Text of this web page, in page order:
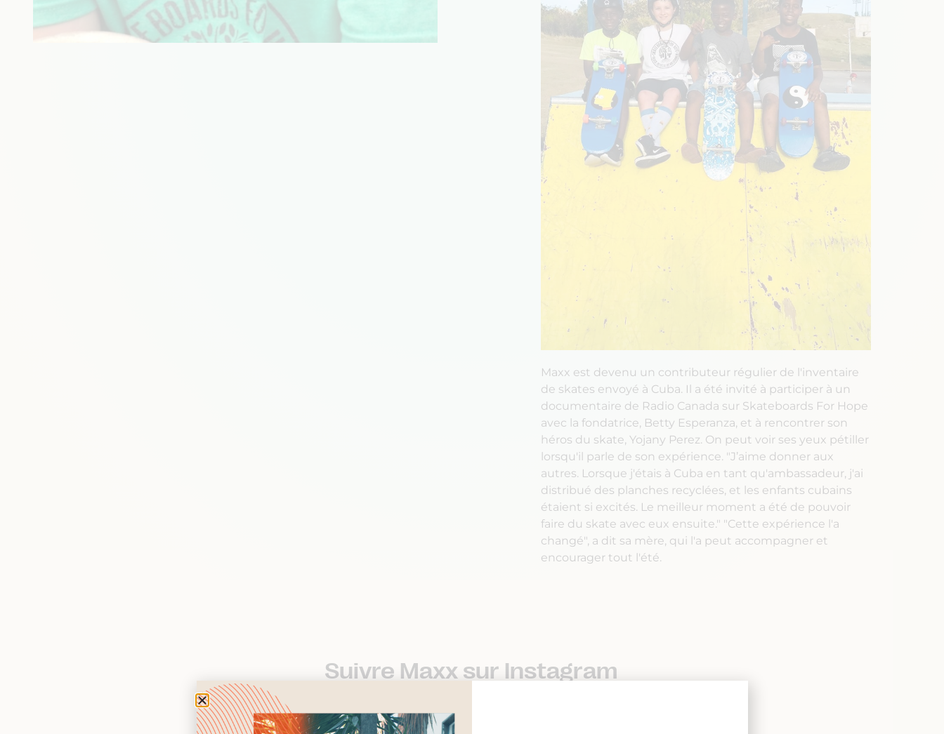
Maxx est devenu un contributeur régulier de l'inventaire
de skates envoyé à Cuba. Il a été invité à participer à un
documentaire de Radio Canada sur Skateboards For Hope
avec la fondatrice, Betty Esperanza, et à rencontrer son
héros du skate, Yojany Perez. On peut voir ses yeux pétiller
lorsqu'il parle de son expérience. "J’aime donner aux
autres. Lorsque j'étais à Cuba en tant qu'ambassadeur, j'ai
distribué des planches recyclées, et les enfants cubains
étaient si excités. Le meilleur moment a été de pouvoir
faire du skate avec eux ensuite." "Cette expérience l'a
changé", a dit sa mère, qui l'a peut accompagner et
encourager tout l'été.
Suivre Maxx sur Instagram